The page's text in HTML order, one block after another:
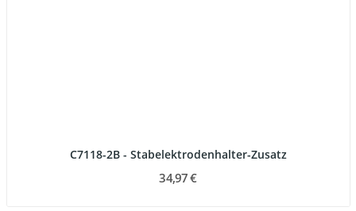
C7118-2B - Stabelektrodenhalter-Zusatz
34,97 €